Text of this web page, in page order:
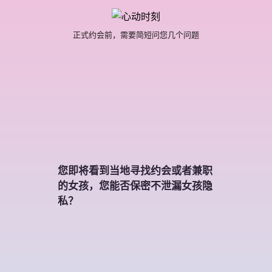
正式约会前，需要简短问您几个问题
您即将看到当地寻找约会或者兼职
的女孩，您能否保密不泄漏女孩隐
私？